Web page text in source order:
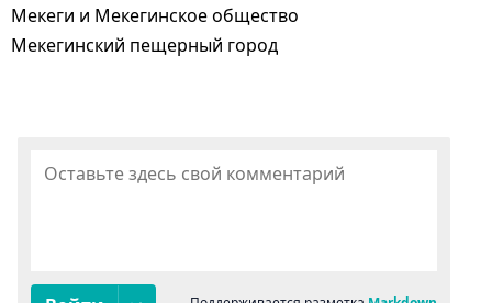
Мекеги и Мекегинское общество
Мекегинский пещерный город